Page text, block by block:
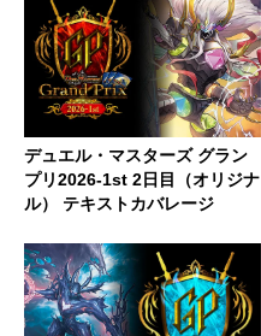
デュエル・マスターズ グラン
プリ2026-1st 2日目（オリジナ
ル） テキストカバレージ